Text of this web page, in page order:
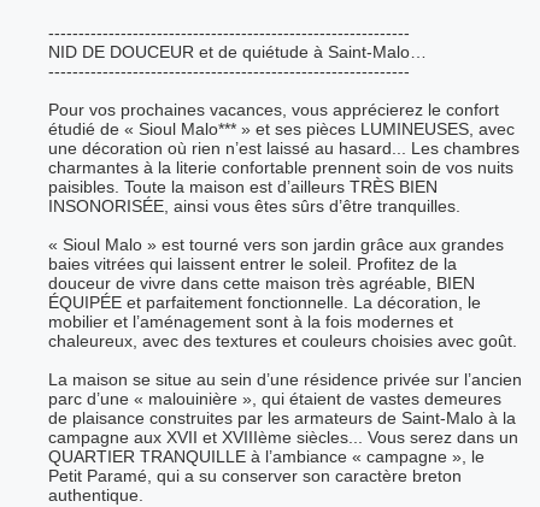
------------------------------------------------------------
NID DE DOUCEUR et de quiétude à Saint-Malo…
------------------------------------------------------------
Pour vos prochaines vacances, vous apprécierez le confort
étudié de « Sioul Malo*** » et ses pièces LUMINEUSES, avec
une décoration où rien n’est laissé au hasard... Les chambres
charmantes à la literie confortable prennent soin de vos nuits
paisibles. Toute la maison est d’ailleurs TRÈS BIEN
INSONORISÉE, ainsi vous êtes sûrs d’être tranquilles.
« Sioul Malo » est tourné vers son jardin grâce aux grandes
baies vitrées qui laissent entrer le soleil. Profitez de la
douceur de vivre dans cette maison très agréable, BIEN
ÉQUIPÉE et parfaitement fonctionnelle. La décoration, le
mobilier et l’aménagement sont à la fois modernes et
chaleureux, avec des textures et couleurs choisies avec goût.
La maison se situe au sein d’une résidence privée sur l’ancien
parc d’une « malouinière », qui étaient de vastes demeures
de plaisance construites par les armateurs de Saint-Malo à la
campagne aux XVII et XVIIIème siècles... Vous serez dans un
QUARTIER TRANQUILLE à l’ambiance « campagne », le
Petit Paramé, qui a su conserver son caractère breton
authentique.